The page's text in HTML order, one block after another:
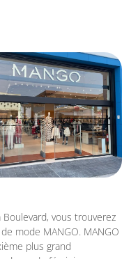
Boulevard, vous trouverez
mode MANGO. MANGO
plus grand